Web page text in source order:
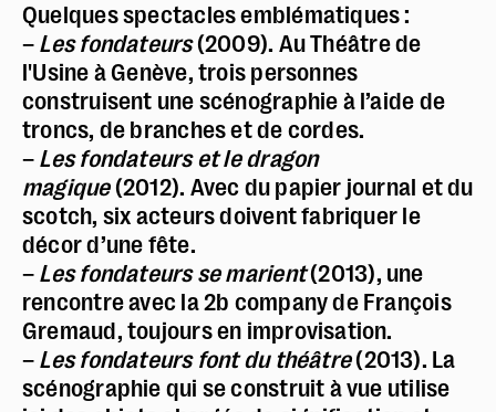
Quelques spectacles emblématiques :
– Les fondateurs(2009). Au Théâtre de
l'Usine à Genève, trois personnes
construisent une scénographie à l’aide de
troncs, de branches et de cordes.
– Les fondateurs et le dragon
magique(2012). Avec du papier journal et du
scotch, six acteurs doivent fabriquer le
décor d’une fête.
– Les fondateurs se marient(2013), une
rencontre avec la 2b company de François
Gremaud, toujours en improvisation.
– Les fondateurs font du théâtre(2013). La
scénographie qui se construit à vue utilise